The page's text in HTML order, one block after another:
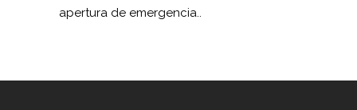
apertura de emergencia..